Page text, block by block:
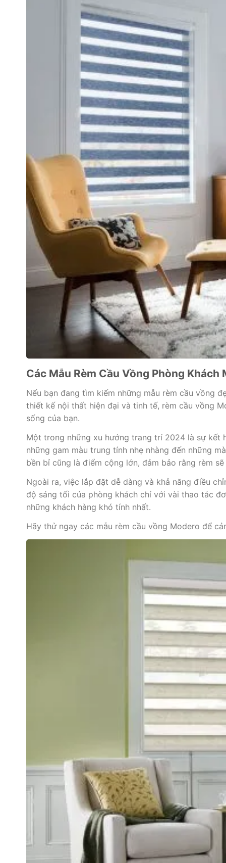
Các Mẫu Rèm Cầu Vồng Phòng
Nếu bạn đang tìm kiếm những mẫu rèm cầu vồng
thiết kế nội thất hiện đại và tinh tế, rèm cầu vồng
sống của bạn.
Một trong những xu hướng trang trí 2024 là sự kết
những gam màu trung tính nhẹ nhàng đến những
bền bỉ cũng là điểm cộng lớn, đảm bảo rằng rèm
Ngoài ra, việc lắp đặt dễ dàng và khả năng điều
độ sáng tối của phòng khách chỉ với vài thao tác
những khách hàng khó tính nhất.
Hãy thử ngay các mẫu rèm cầu vồng Modero để